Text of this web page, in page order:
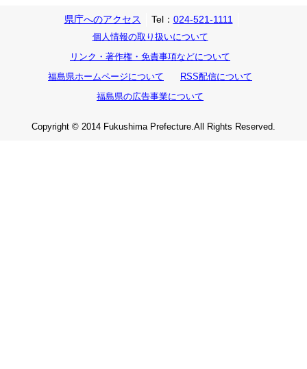
県庁へのアクセス Tel： 024-521-1111
個人情報の取り扱いについて
リンク・著作権・免責事項などについて
福島県ホームページについて
RSS配信について
福島県の広告事業について
Copyright © 2014 Fukushima Prefecture.All Rights Reserved.